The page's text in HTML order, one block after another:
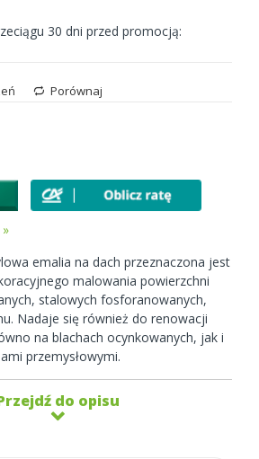
30 dni przed promocją:
Porównaj
emalia na dach przeznaczona jest
malowania powierzchni
stalowych fosforanowanych,
Nadaje się również do renowacji
na blachach ocynkowanych, jak i
przemysłowymi.
do opisu